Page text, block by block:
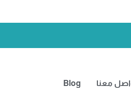
معنا Blog